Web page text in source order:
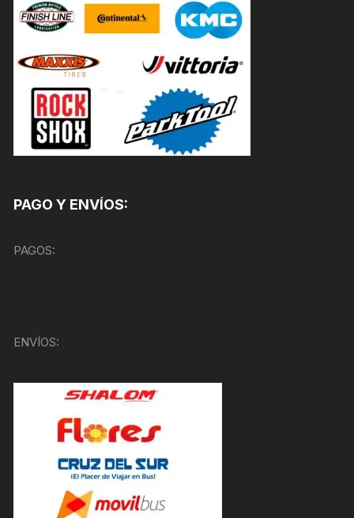
PAGO Y ENVÍOS:
PAGOS:
ENVÍOS: